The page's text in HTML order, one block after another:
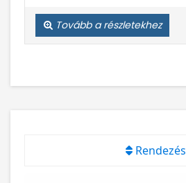
Tovább a részletekhez
Rendezés